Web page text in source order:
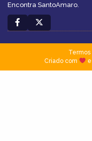
Encontra SantoAmaro.
Termos|
Criado com
e